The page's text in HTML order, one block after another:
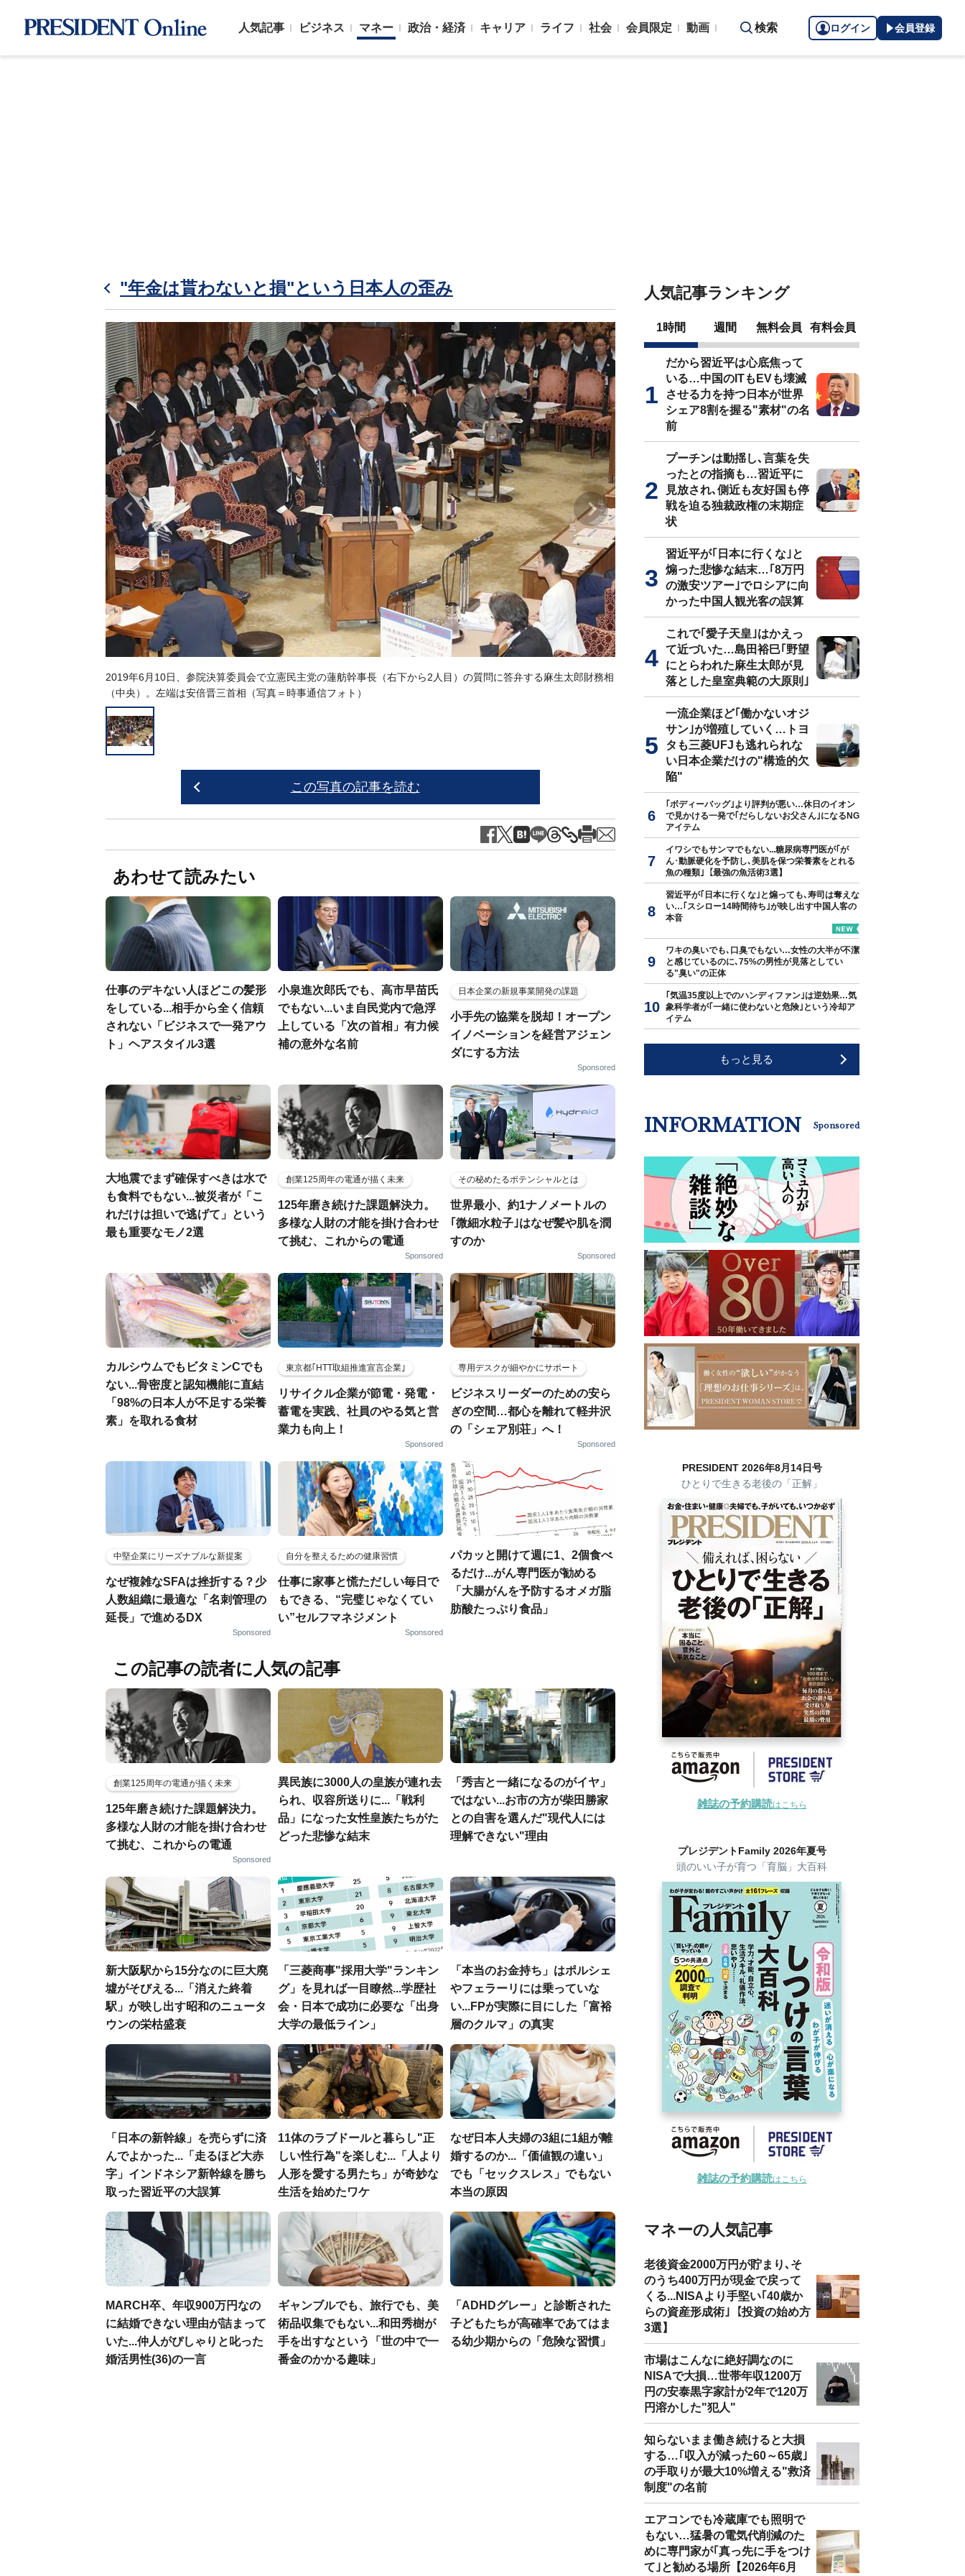
人気記事 ビジネス マネー 政治・経済 キャリア ライフ 社会 会員限定 動画 検索 ログイン 会員登録
"年金は貰わないと損"という日本人の歪み
2019年6月10日、参院決算委員会で立憲民主党の蓮舫幹事長（右下から2人目）の質問に答弁する麻生太郎財務相
（中央）。左端は安倍晋三首相（写真＝時事通信フォト）
この写真の記事を読む
あわせて読みたい
仕事のデキない人ほどこの髪形
をしている...相手から全く信頼
されない「ビジネスで一発アウ
ト」ヘアスタイル3選
小泉進次郎氏でも、高市早苗氏
でもない...いま自民党内で急浮
上している「次の首相」有力候
補の意外な名前
日本企業の新規事業開発の課題
小手先の協業を脱却！オープン
イノベーションを経営アジェン
ダにする方法
Sponsored
大地震でまず確保すべきは水で
も食料でもない...被災者が「こ
れだけは担いで逃げて」という
最も重要なモノ2選
創業125周年の電通が描く未来
125年磨き続けた課題解決力。
多様な人財の才能を掛け合わせ
て挑む、これからの電通
Sponsored
その秘めたるポテンシャルとは
世界最小、約1ナノメートルの
｢微細水粒子｣はなぜ髪や肌を潤
すのか
Sponsored
カルシウムでもビタミンCでも
ない...骨密度と認知機能に直結
「98%の日本人が不足する栄養
素」を取れる食材
東京都｢HTT取組推進宣言企業｣
リサイクル企業が節電・発電・
蓄電を実践、社員のやる気と営
業力も向上！
Sponsored
専用デスクが細やかにサポート
ビジネスリーダーのための安ら
ぎの空間…都心を離れて軽井沢
の「シェア別荘」へ！
Sponsored
中堅企業にリーズナブルな新提案
なぜ複雑なSFAは挫折する？少
人数組織に最適な「名刺管理の
延長」で進めるDX
Sponsored
自分を整えるための健康習慣
仕事に家事と慌ただしい毎日で
もできる、“完璧じゃなくてい
い”セルフマネジメント
Sponsored
パカッと開けて週に1、2個食べ
るだけ...がん専門医が勧める
「大腸がんを予防するオメガ脂
肪酸たっぷり食品」
この記事の読者に人気の記事
創業125周年の電通が描く未来
125年磨き続けた課題解決力。
多様な人財の才能を掛け合わせ
て挑む、これからの電通
Sponsored
異民族に3000人の皇族が連れ去
られ、収容所送りに...「戦利
品」になった女性皇族たちがた
どった悲惨な結末
「秀吉と一緒になるのがイヤ」
ではない...お市の方が柴田勝家
との自害を選んだ"現代人には
理解できない"理由
新大阪駅から15分なのに巨大廃
墟がそびえる...「消えた終着
駅」が映し出す昭和のニュータ
ウンの栄枯盛衰
「三菱商事"採用大学"ランキン
グ」を見れば一目瞭然...学歴社
会・日本で成功に必要な「出身
大学の最低ライン」
「本当のお金持ち」はポルシェ
やフェラーリには乗っていな
い...FPが実際に目にした「富裕
層のクルマ」の真実
「日本の新幹線」を売らずに済
んでよかった...「走るほど大赤
字」インドネシア新幹線を勝ち
取った習近平の大誤算
11体のラブドールと暮らし"正
しい性行為"を楽しむ...「人より
人形を愛する男たち」が奇妙な
生活を始めたワケ
なぜ日本人夫婦の3組に1組が離
婚するのか...「価値観の違い」
でも「セックスレス」でもない
本当の原因
MARCH卒、年収900万円なの
に結婚できない理由が詰まって
いた...仲人がぴしゃりと叱った
婚活男性(36)の一言
ギャンブルでも、旅行でも、美
術品収集でもない...和田秀樹が
手を出すなという「世の中で一
番金のかかる趣味」
「ADHDグレー」と診断された
子どもたちが高確率であてはま
る幼少期からの「危険な習慣」
人気記事ランキング
1時間 週間 無料会員 有料会員
だから習近平は心底焦って
いる…中国のITもEVも壊滅
させる力を持つ日本が世界
シェア8割を握る"素材"の名
前
プーチンは動揺し､言葉を失
ったとの指摘も…習近平に
見放され､側近も友好国も停
戦を迫る独裁政権の末期症
状
習近平が｢日本に行くな｣と
煽った悲惨な結末…｢8万円
の激安ツアー｣でロシアに向
かった中国人観光客の誤算
これで｢愛子天皇｣はかえっ
て近づいた…島田裕巳｢野望
にとらわれた麻生太郎が見
落とした皇室典範の大原則｣
一流企業ほど｢働かないオジ
サン｣が増殖していく…トヨ
タも三菱UFJも逃れられな
い日本企業だけの"構造的欠
陥"
｢ボディーバッグ｣より評判が悪い…休日のイオン
で見かける一発で｢だらしないお父さん｣になるNG
アイテム
イワシでもサンマでもない...糖尿病専門医が｢が
ん･動脈硬化を予防し､美肌を保つ栄養素をとれる
魚の種類｣【最強の魚活術3選】
習近平が｢日本に行くな｣と煽っても､寿司は奪えな
い…｢スシロー14時間待ち｣が映し出す中国人客の
本音
ワキの臭いでも､口臭でもない…女性の大半が不潔
と感じているのに､75%の男性が見落としてい
る"臭い"の正体
｢気温35度以上でのハンディファン｣は逆効果…気
象科学者が｢一緒に使わないと危険｣という冷却ア
イテム
もっと見る
INFORMATION Sponsored
PRESIDENT 2026年8月14日号
ひとりで生きる老後の「正解」
雑誌の予約購読はこちら
プレジデントFamily 2026年夏号
頭のいい子が育つ「育脳」大百科
雑誌の予約購読はこちら
マネーの人気記事
老後資金2000万円が貯まり､そ
のうち400万円が現金で戻って
くる...NISAより手堅い｢40歳か
らの資産形成術｣【投資の始め方
3選】
市場はこんなに絶好調なのに
NISAで大損…世帯年収1200万
円の安泰黒字家計が2年で120万
円溶かした"犯人"
知らないまま働き続けると大損
する…｢収入が減った60～65歳｣
の手取りが最大10%増える"救済
制度"の名前
エアコンでも冷蔵庫でも照明で
もない…猛暑の電気代削減のた
めに専門家が｢真っ先に手をつけ
て｣と勧める場所【2026年6月